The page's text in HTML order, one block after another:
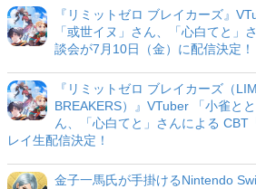
『リミットゼロ ブレイカーズ』
「或世イヌ」さん、「心白てと」
談会が7月10日（金）に配信決定！
『リミットゼロ ブレイカーズ（
BREAKERS）』VTuber 「小雀と
ん、「心白てと」さんによる CBT
レイ生配信決定！
金子一馬氏が手掛けるNintendo